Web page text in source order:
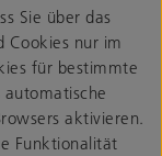
Sie über das
Cookies nur im
für bestimmte
automatische
aktivieren.
Funktionalität